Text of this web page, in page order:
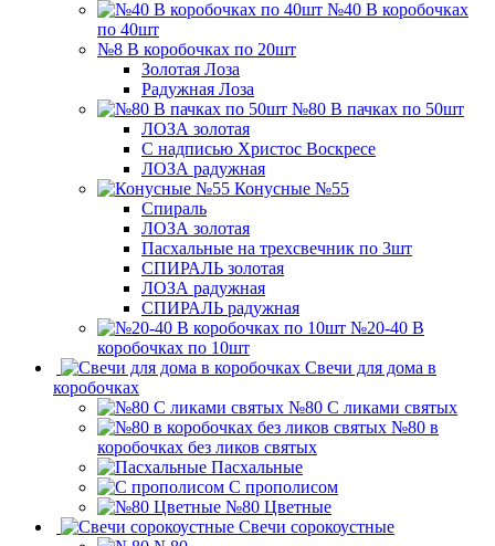
№40 В коробочках
по 40шт
№8 В коробочках по 20шт
Золотая Лоза
Радужная Лоза
№80 В пачках по 50шт
ЛОЗА золотая
С надписью Христос Воскресе
ЛОЗА радужная
Конусные №55
Спираль
ЛОЗА золотая
Пасхальные на трехсвечник по 3шт
СПИРАЛЬ золотая
ЛОЗА радужная
СПИРАЛЬ радужная
№20-40 В
коробочках по 10шт
Свечи для дома в
коробочках
№80 С ликами святых
№80 в
коробочках без ликов святых
Пасхальные
С прополисом
№80 Цветные
Свечи сорокоустные